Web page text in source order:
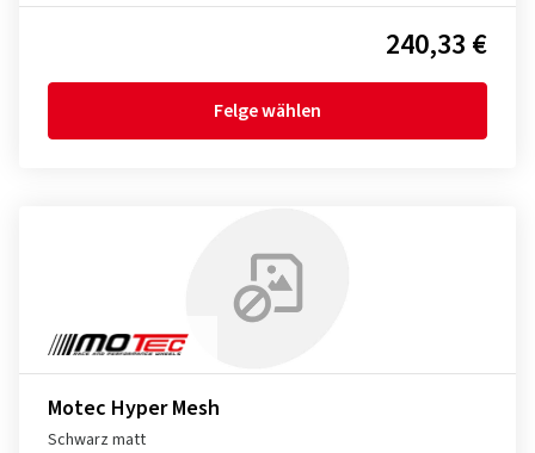
240,33 €
Felge wählen
Motec Hyper Mesh
Schwarz matt